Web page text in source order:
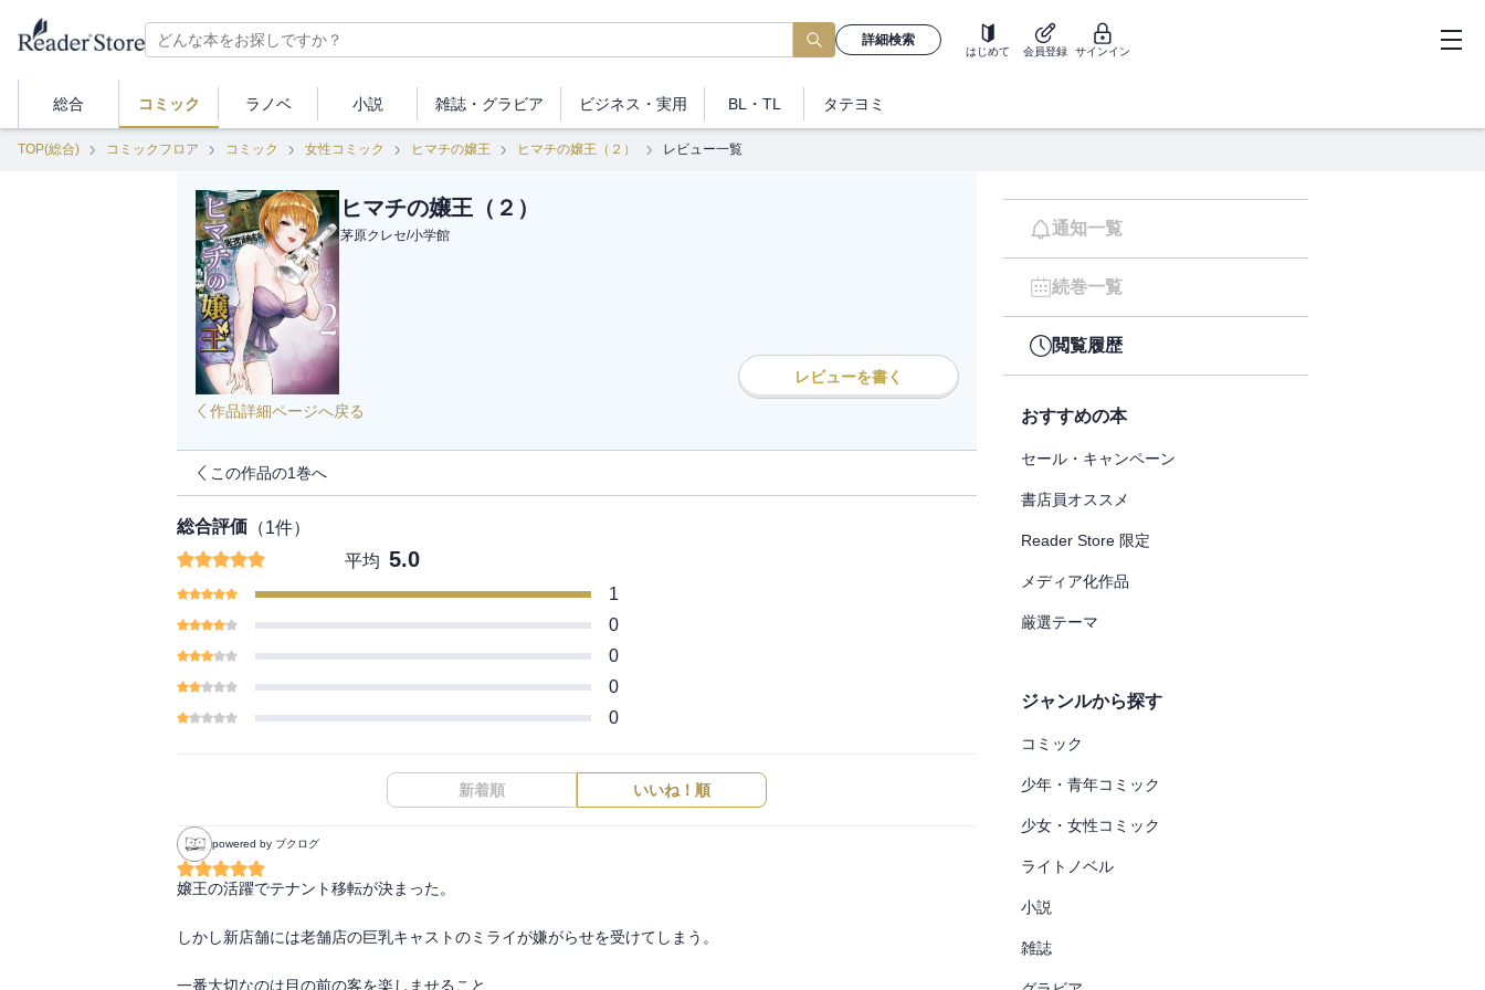
詳細検索
はじめて 会員登録 サインイン
総合 コミック ラノベ 小説 雑誌・ グラビア ビジネス ・実用 BL・TL タテヨミ
TOP(総合) コミックフロア コミック 女性コミック ヒマチの嬢王 ヒマチの嬢王（２） レビュー一覧
ヒマチの嬢王（２）
茅原クレセ/小学館
レビューを書く
作品詳細ページへ戻る
この作品の1巻へ
総合評価 （1件）
平均 5.0
1
0
0
0
0
新着順 いいね！順
powered by ブクログ
嬢王の活躍でテナント移転が決まった。
しかし新店舗には老舗店の巨乳キャストのミライが嫌がらせを受けてしまう。
一番大切なのは目の前の客を楽しませること
通知一覧
続巻一覧
閲覧履歴
おすすめの本
セール・キャンペーン
書店員オススメ
Reader Store 限定
メディア化作品
厳選テーマ
ジャンルから探す
コミック
少年・青年コミック
少女・女性コミック
ライトノベル
小説
雑誌